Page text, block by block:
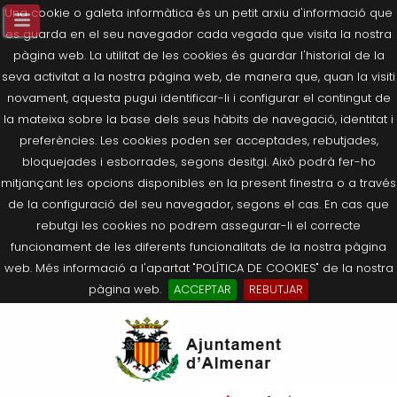
Una cookie o galeta informàtica és un petit arxiu d'informació que
es guarda en el seu navegador cada vegada que visita la nostra
pàgina web. La utilitat de les cookies és guardar l'historial de la
seva activitat a la nostra pàgina web, de manera que, quan la visiti
novament, aquesta pugui identificar-li i configurar el contingut de
la mateixa sobre la base dels seus hàbits de navegació, identitat i
preferències. Les cookies poden ser acceptades, rebutjades,
bloquejades i esborrades, segons desitgi. Això podrà fer-ho
mitjançant les opcions disponibles en la present finestra o a través
de la configuració del seu navegador, segons el cas. En cas que
rebutgi les cookies no podrem assegurar-li el correcte
funcionament de les diferents funcionalitats de la nostra pàgina
web. Més informació a l'apartat "POLÍTICA DE COOKIES" de la nostra
pàgina web.
ACCEPTAR
REBUTJAR
Salutació de l’Alcaldessa
Composició Consistori
Agricultura, Ramaderia i Medi
Què és la Seu Electrònica?
Últimes publicacions